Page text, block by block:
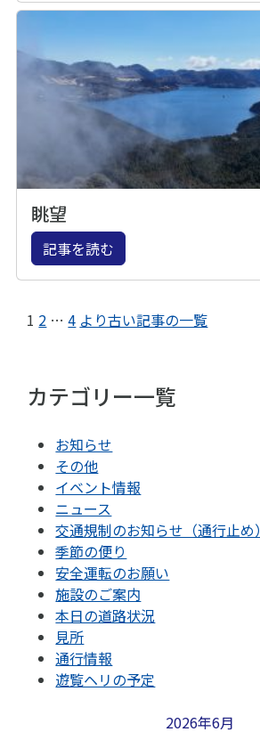
眺望
記事を読む
1 2 … 4 より古い記事の一覧
カテゴリー一覧
お知らせ
その他
イベント情報
ニュース
交通規制のお知らせ（通行止め）
季節の便り
安全運転のお願い
施設のご案内
本日の道路状況
見所
通行情報
遊覧ヘリの予定
2026年6月